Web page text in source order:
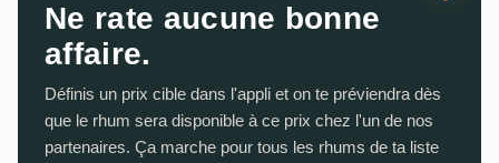
Ne rate aucune bonne
affaire.
Définis un prix cible dans l'appli et on te préviendra dès
que le rhum sera disponible à ce prix chez l'un de nos
partenaires. Ça marche pour tous les rhums de ta liste